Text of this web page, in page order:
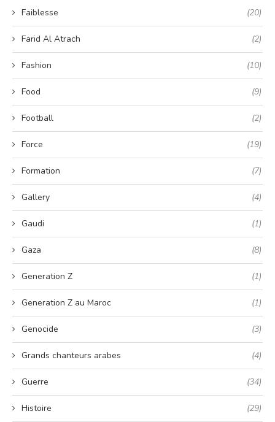
Faiblesse (20)
Farid Al Atrach (2)
Fashion (10)
Food (9)
Football (2)
Force (19)
Formation (7)
Gallery (4)
Gaudi (1)
Gaza (8)
Generation Z (1)
Generation Z au Maroc (1)
Genocide (3)
Grands chanteurs arabes (4)
Guerre (34)
Histoire (29)